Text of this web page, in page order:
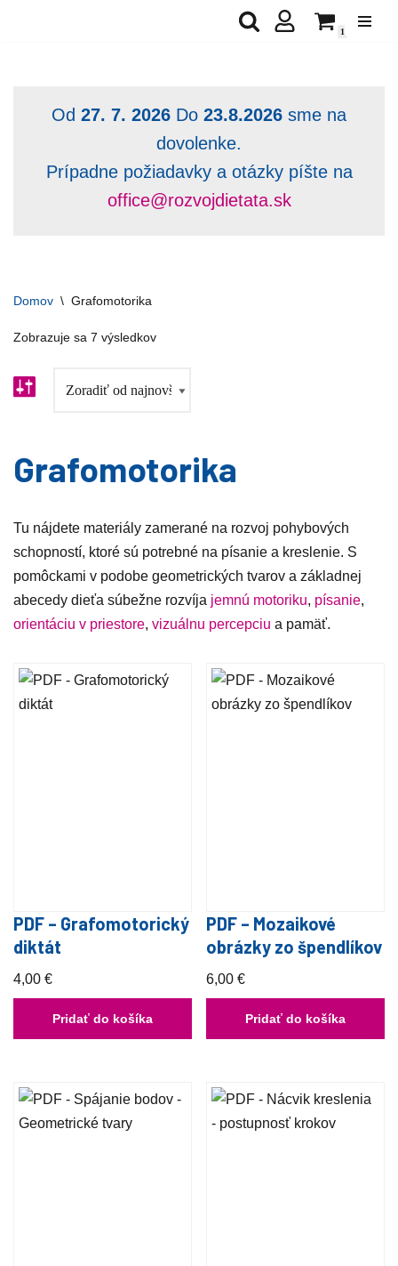
1
Od 27. 7. 2026 Do 23.8.2026 sme na
dovolenke.
Prípadne požiadavky a otázky píšte na
office@rozvojdietata.sk
Domov \ Grafomotorika
Zobrazuje sa 7 výsledkov
Grafomotorika
Tu nájdete materiály zamerané na rozvoj pohybových
schopností, ktoré sú potrebné na písanie a kreslenie. S
pomôckami v podobe geometrických tvarov a základnej
abecedy dieťa súbežne rozvíja jemnú motoriku, písanie,
orientáciu v priestore, vizuálnu percepciu a pamäť.
PDF – Grafomotorický
diktát
4,00 €
Pridať do košíka
PDF – Mozaikové
obrázky zo špendlíkov
6,00€
Pridať do košíka